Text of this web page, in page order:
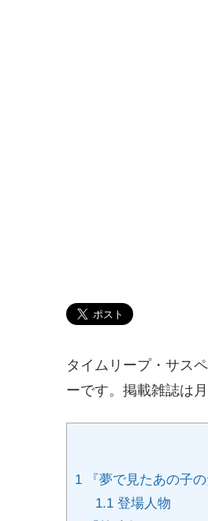
タイムリープ・サス
ーです。掲載雑誌は
1 『夢で見たあの子
1.1登場人物